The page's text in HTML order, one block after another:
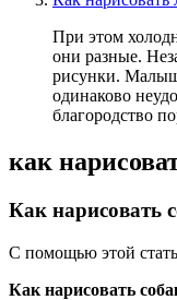
При этом
они разные.
рисунки.
одинаково
благородство
как
Как нарисовать
С помощью этой
Как нарисовать